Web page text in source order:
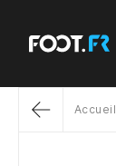
Accueil